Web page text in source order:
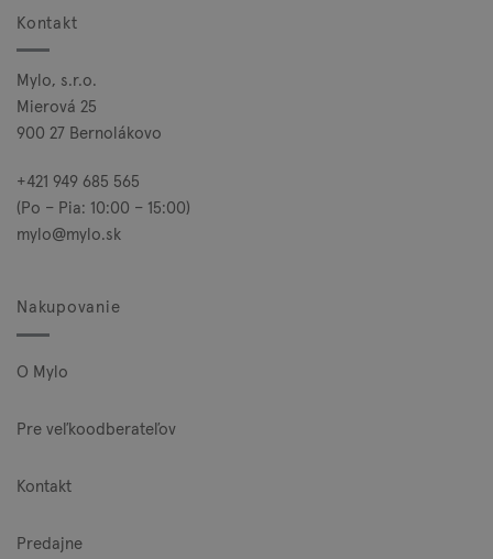
Kontakt
Mylo, s.r.o.
Mierová 25
900 27 Bernolákovo
+421 949 685 565
(Po – Pia: 10:00 – 15:00)
mylo@mylo.sk
Nakupovanie
O Mylo
Pre veľkoodberateľov
Kontakt
Predajne